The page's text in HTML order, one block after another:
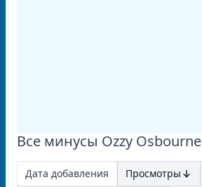
Все минусы Ozzy Osbourne
Дата добавления Просмотры